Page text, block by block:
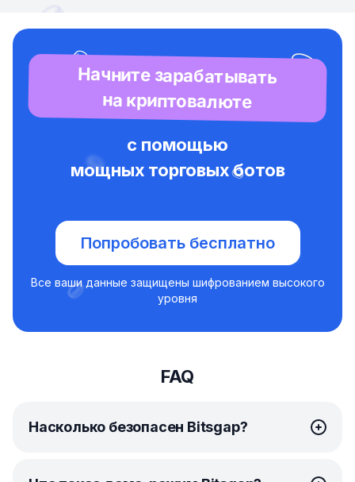
Начните зарабатывать
на криптовалюте
с помощью
мощных торговых ботов
Попробовать бесплатно
Все ваши данные защищены шифрованием высокого
уровня
FAQ
Насколько безопасен Bitsgap?
Безопасность для Bitsgap — главный приоритет.